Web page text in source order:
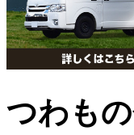
つわも